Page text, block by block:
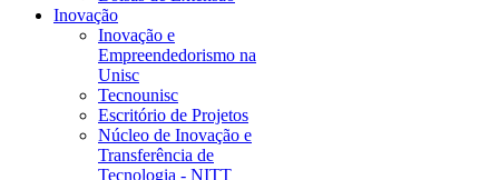
Inovação
Inovação e
Empreendedorismo na
Unisc
Tecnounisc
Escritório de Projetos
Núcleo de Inovação e
Transferência de
Tecnologia - NITT